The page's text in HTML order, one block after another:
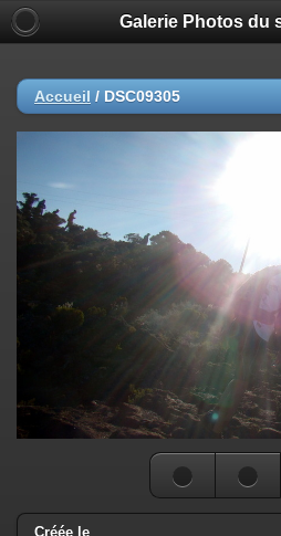
Galerie Photos du
Accueil / DSC09305
Créée le